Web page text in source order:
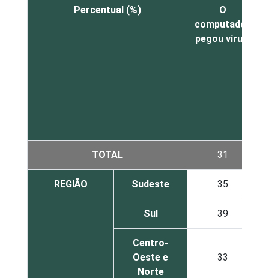
Percentual (%)
O
computador
pegou vírus
TOTAL 31
REGIÃO Sudeste 35
Sul 39
Centro-
Oeste e
Norte
33